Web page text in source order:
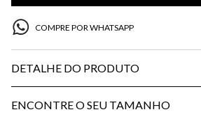
COMPRE POR WHATSAPP
DETALHE DO PRODUTO
ENCONTRE O SEU TAMANHO